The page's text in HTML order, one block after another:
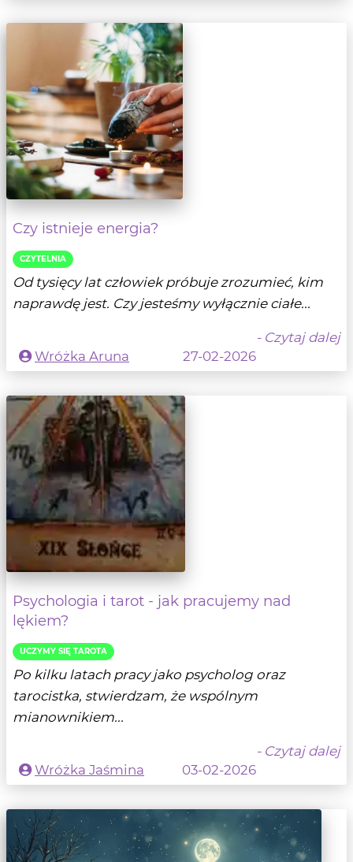
Czy istnieje energia?
CZYTELNIA
Od tysięcy lat człowiek próbuje zrozumieć, kim
naprawdę jest. Czy jesteśmy wyłącznie ciałe...
- Czytaj dalej
Wróżka Aruna
27-02-2026
Psychologia i tarot - jak pracujemy nad
lękiem?
UCZYMY SIĘ TAROTA
Po kilku latach pracy jako psycholog oraz
tarocistka, stwierdzam, że wspólnym
mianownikiem...
- Czytaj dalej
Wróżka Jaśmina
03-02-2026